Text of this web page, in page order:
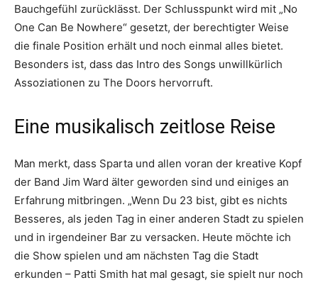
Bauchgefühl zurücklässt. Der Schlusspunkt wird mit „No
One Can Be Nowhere“ gesetzt, der berechtigter Weise
die finale Position erhält und noch einmal alles bietet.
Besonders ist, dass das Intro des Songs unwillkürlich
Assoziationen zu The Doors hervorruft.
Eine musikalisch zeitlose Reise
Man merkt, dass Sparta und allen voran der kreative Kopf
der Band Jim Ward älter geworden sind und einiges an
Erfahrung mitbringen. „Wenn Du 23 bist, gibt es nichts
Besseres, als jeden Tag in einer anderen Stadt zu spielen
und in irgendeiner Bar zu versacken. Heute möchte ich
die Show spielen und am nächsten Tag die Stadt
erkunden – Patti Smith hat mal gesagt, sie spielt nur noch